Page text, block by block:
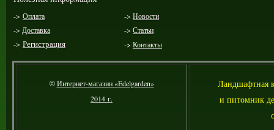
-> Оплата -> Новости
-> Доставка -> Статьи
-> Регистрация -> Контакты
© Интернет-магазин «Edelgarden»
2014 г.
Ландшафтная
и питомник